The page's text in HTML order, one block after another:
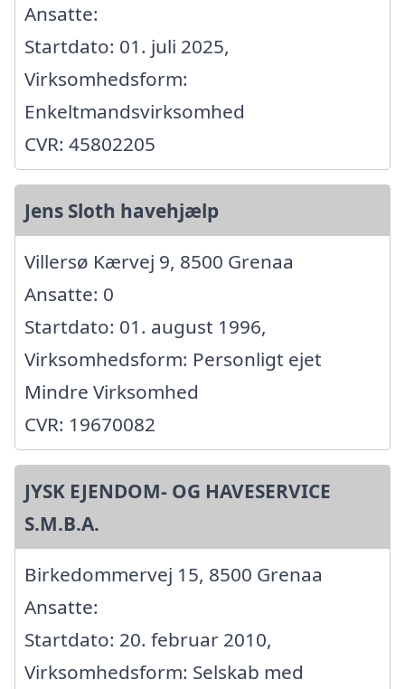
Ansatte:
Startdato: 01. juli 2025,
Virksomhedsform:
Enkeltmandsvirksomhed
CVR: 45802205
Jens Sloth havehjælp
Villersø Kærvej 9, 8500 Grenaa
Ansatte: 0
Startdato: 01. august 1996,
Virksomhedsform: Personligt ejet
Mindre Virksomhed
CVR: 19670082
JYSK EJENDOM- OG HAVESERVICE
S.M.B.A.
Birkedommervej 15, 8500 Grenaa
Ansatte:
Startdato: 20. februar 2010,
Virksomhedsform: Selskab med